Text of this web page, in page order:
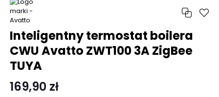
Inteligentny termostat boilera
CWU Avatto ZWT100 3A ZigBee
TUYA
169,90 zł